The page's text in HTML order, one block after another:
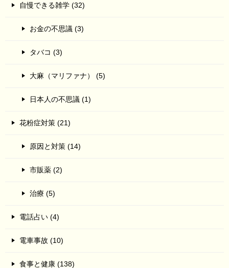
自慢できる雑学 (32)
お金の不思議 (3)
タバコ (3)
大麻（マリファナ） (5)
日本人の不思議 (1)
花粉症対策 (21)
原因と対策 (14)
市販薬 (2)
治療 (5)
電話占い (4)
電車事故 (10)
食事と健康 (138)